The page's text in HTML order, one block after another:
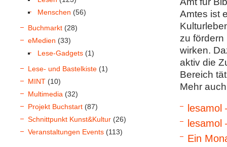
Menschen (56)
Buchmarkt (28)
eMedien (33)
Lese-Gadgets (1)
Lese- und Bastelkiste (1)
MINT (10)
Multimedia (32)
Projekt Buchstart (87)
Schnittpunkt Kunst&Kultur (26)
Veranstaltungen Events (113)
Amtes ist
zu
wirken.
aktiv die
Bereich
Mehr
lesamol
lesamol
Ein